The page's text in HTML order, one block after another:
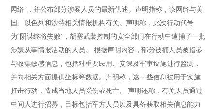
网络”，并公布部分涉案人员的最新供述。声明指称，该网络与美
国、以色列和沙特相关情报机构有关。声明称，此次行动代号
为“阴谋终将失败”，胡塞武装控制的安全部门在行动中逮捕了一批
涉嫌从事情报活动的人员。 根据声明内容，部分被捕人员被指参
与收集敏感信息，包括对重要民用、安保及军事设施进行监测，
并向相关方面提供坐标等数据。声明称，这一些信息被用于实施
打击行动，造成当地人员受伤或死亡。 声明还称，有关人员通过
中间人进行招募，目标包括军方人员以及具备获取相关信息能力